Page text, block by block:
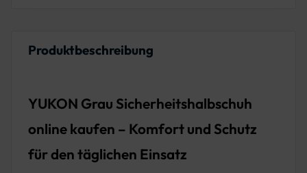
Produktbeschreibung
YUKON Grau Sicherheitshalbschuh
online kaufen – Komfort und Schutz
für den täglichen Einsatz